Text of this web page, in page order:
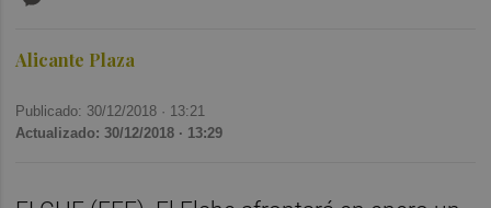
Alicante Plaza
Publicado: 30/12/2018 · 13:21
Actualizado: 30/12/2018 · 13:29